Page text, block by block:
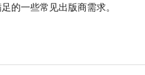
的一些常见出版商需求。